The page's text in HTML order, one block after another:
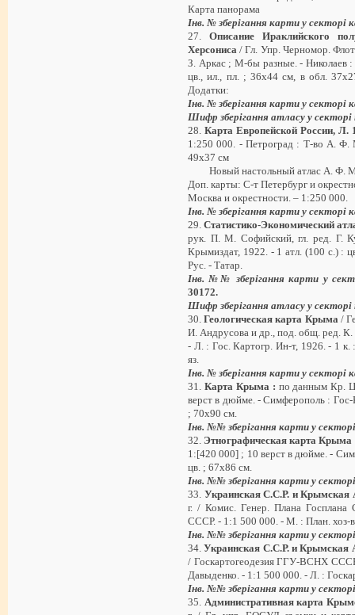
Карта панорама
Інв. № зберігання карти у секторі
27.Описание Ираклийского
Херсониса / Гл. Упр. Черномор.
З. Аркас ; М-бы разные. - Николаев
цв., ил., пл. ; 36х44 см, в обл.
Додатки:
Інв. № зберігання карти у секторі
Шифр зберігання атласу у
28. Карта Европейской России, Л.
1:250 000. - Петроград : Т-во А. Ф.
49х37 см
Новый настольный атлас А. Ф.
Доп. карты: С-т Петербург и
Москва и окрестности. – 1:250 000.
Інв. № зберігання карти у секторі
29.Статистико-Экономический
рук. П. М. Софийский, гл. ред. Г.
Крымиздат, 1922. - 1 атл. (100 с.) :
Рус. - Татар.
Інв. №№ зберігання карти у
30172.
Шифр зберігання атласу у
30.Геологическая карта Крыма /
И. Андрусова и др., под. общ. ред.
- Л. : Гос. Картогр. Ин-т, 1926. - 1 к.
яз.
Інв. № зберігання карти у секторі
31. Карта Крыма : по данным Кр.
верст в дюйме. - Симферополь :
; 70х90 см.
Інв. №№ зберігання карти у
32. Этнографическая карта
1:[420 000] ; 10 верст в дюйме. -
цв. ; 67х86 см.
Інв. №№ зберігання карти у
33. Украинская С.С.Р. и Крымская
г. / Комис. Генер. Плана
СССР. - 1:1 500 000. - М. : План. хоз-
Інв. №№ зберігання карти у
34.Украинская С.С.Р. и Крымская
/ Госкартогеодезия ГГУ-ВСНХ
Давыденко. - 1:1 500 000. - Л. :
Інв. №№ зберігання карти у
35. Административная карта